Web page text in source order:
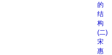
的
结
构
(二)
宋
惠